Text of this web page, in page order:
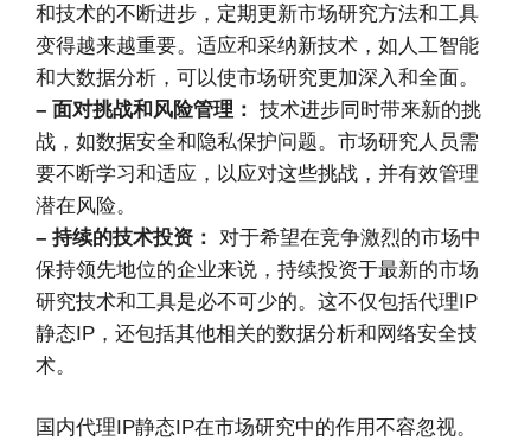
和技术的不断进步，定期更新市场研究方法和工具
变得越来越重要。适应和采纳新技术，如人工智能
和大数据分析，可以使市场研究更加深入和全面。
– 面对挑战和风险管理： 技术进步同时带来新的挑
战，如数据安全和隐私保护问题。市场研究人员需
要不断学习和适应，以应对这些挑战，并有效管理
潜在风险。
– 持续的技术投资： 对于希望在竞争激烈的市场中
保持领先地位的企业来说，持续投资于最新的市场
研究技术和工具是必不可少的。这不仅包括代理IP
静态IP，还包括其他相关的数据分析和网络安全技
术。
国内代理IP静态IP在市场研究中的作用不容忽视。